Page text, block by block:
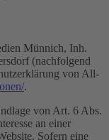
Münnich, Inh.
(nachfolgend
von All-
.
von Art. 6 Abs.
an einer
Sofern eine